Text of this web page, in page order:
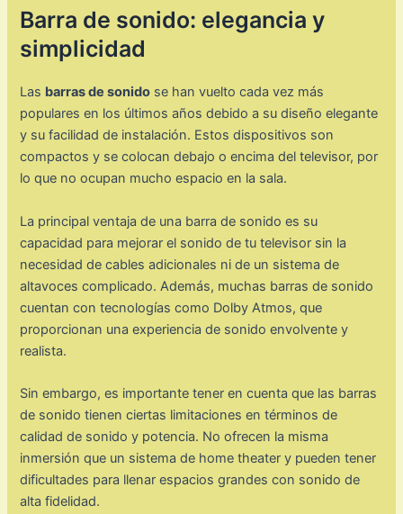
Barra de sonido: elegancia y
simplicidad
Las barras de sonido se han vuelto cada vez más
populares en los últimos años debido a su diseño elegante
y su facilidad de instalación. Estos dispositivos son
compactos y se colocan debajo o encima del televisor, por
lo que no ocupan mucho espacio en la sala.
La principal ventaja de una barra de sonido es su
capacidad para mejorar el sonido de tu televisor sin la
necesidad de cables adicionales ni de un sistema de
altavoces complicado. Además, muchas barras de sonido
cuentan con tecnologías como Dolby Atmos, que
proporcionan una experiencia de sonido envolvente y
realista.
Sin embargo, es importante tener en cuenta que las barras
de sonido tienen ciertas limitaciones en términos de
calidad de sonido y potencia. No ofrecen la misma
inmersión que un sistema de home theater y pueden tener
dificultades para llenar espacios grandes con sonido de
alta fidelidad.